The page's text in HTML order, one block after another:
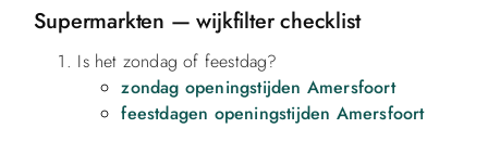
Supermarkten — wijkfilter checklist
Is het zondag of feestdag?
zondag openingstijden Amersfoort
feestdagen openingstijden Amersfoort